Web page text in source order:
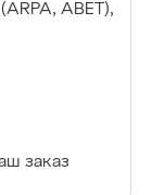
ABET),
заказ